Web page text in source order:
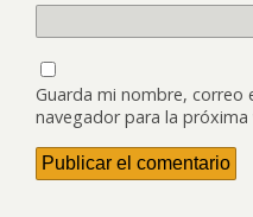
Guarda mi nombre, correo
navegador para la